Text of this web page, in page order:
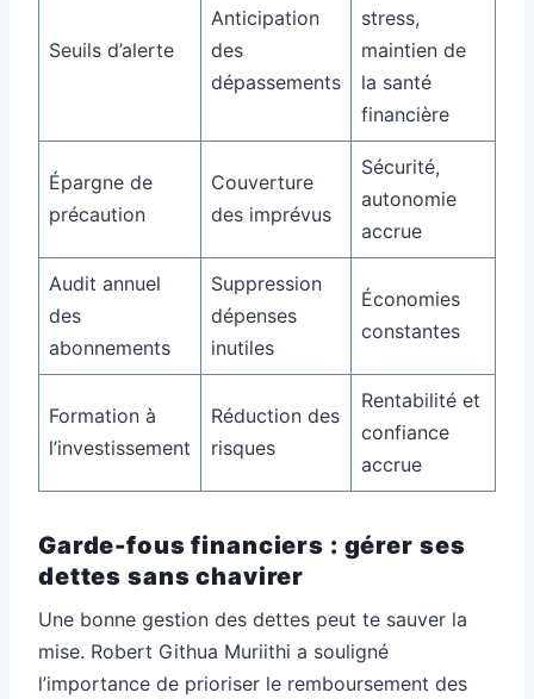
Seuils d’alerte
Anticipation
des
dépassements
stress,
maintien de
la santé
financière
Épargne de
précaution
Couverture
des imprévus
Sécurité,
autonomie
accrue
Audit annuel
des
abonnements
Suppression
dépenses
inutiles
Économies
constantes
Formation à
l’investissement
Réduction des
risques
Rentabilité et
confiance
accrue
Garde-fous financiers : gérer ses
dettes sans chavirer
Une bonne gestion des dettes peut te sauver la
mise. Robert Githua Muriithi a souligné
l’importance de prioriser le remboursement des